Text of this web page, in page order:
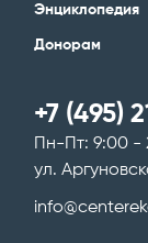
Энциклопедия
Донорам
+7 (495)
Пн-Пт: 9:00 -
ул.